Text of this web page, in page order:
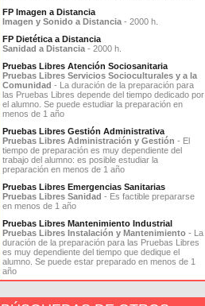
FP Imagen a Distancia
Imagen y Sonido a Distancia - 2000 h.
FP Dietética a Distancia
Sanidad a Distancia - 2000 h.
Pruebas Libres Atención Sociosanitaria
Pruebas Libres Servicios Socioculturales y a la
Comunidad - La duración de la preparación para
las Pruebas Libres depende del tiempo dedicado por
el alumno. Se puede estudiar la preparación en
menos de 1 año
Pruebas Libres Gestión Administrativa
Pruebas Libres Administración y Gestión - El
tiempo de preparación es muy dependiente del
trabajo del alumno: es posible estudiar la
preparación en menos de 1 año
Pruebas Libres Emergencias Sanitarias
Pruebas Libres Sanidad - Es factible prepararse
en menos de 1 año
Pruebas Libres Mantenimiento Industrial
Pruebas Libres Instalación y Mantenimiento - La
duración de la preparación para las Pruebas Libres
es muy dependiente del tiempo que dedique el
alumno. Se puede estar preparado en menos de 1
año